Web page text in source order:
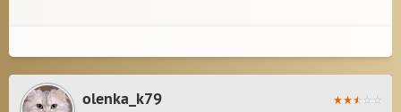
olenka_k79